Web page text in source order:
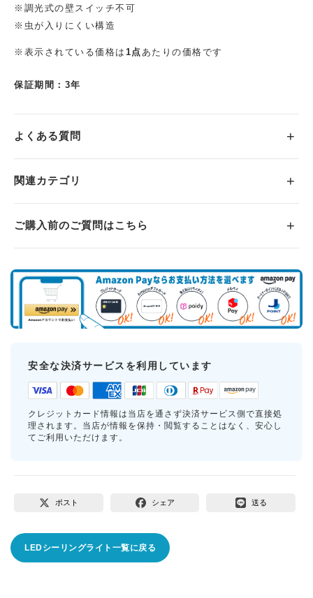
※調光式の壁スイッチ不可
※虫が入りにくい構造
※表示されている価格は 1点あたりの価格です
保証期間：3年
よくある質問
関連カテゴリ
ご購入前のご質問はこちら
安全な決済サービスを利用しています
クレジットカード情報は当店を通さず決済サービス側で直接処
理されます。当店が情報を保持・閲覧することはなく、安心し
てご利用いただけます。
ポスト シェア 送る
LEDシーリングライト一覧に戻る